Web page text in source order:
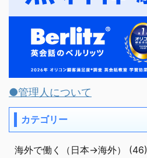
●管理人について
カテゴリー
海外で働く（日本→海外） (46)